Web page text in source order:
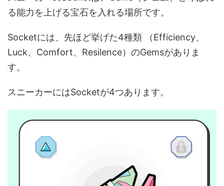
る能力を上げる宝石を入れる場所です。
Socketには、先ほど挙げた4種類 （Efficiency、
Luck、Comfort、Resilence）のGemsがありま
す。
スニーカーにはSocketが4つあります。